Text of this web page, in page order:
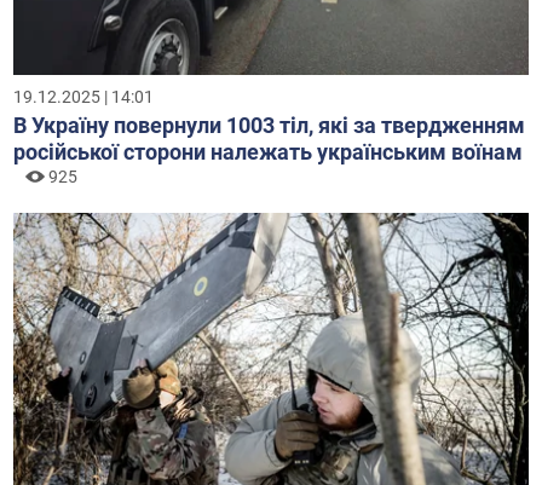
19.12.2025 | 14:01
В Україну повернули 1003 тіл, які за твердженням
російської сторони належать українським воїнам
925